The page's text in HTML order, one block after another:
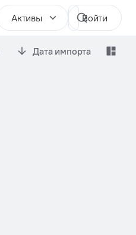
Активы Войти
Дата импорта